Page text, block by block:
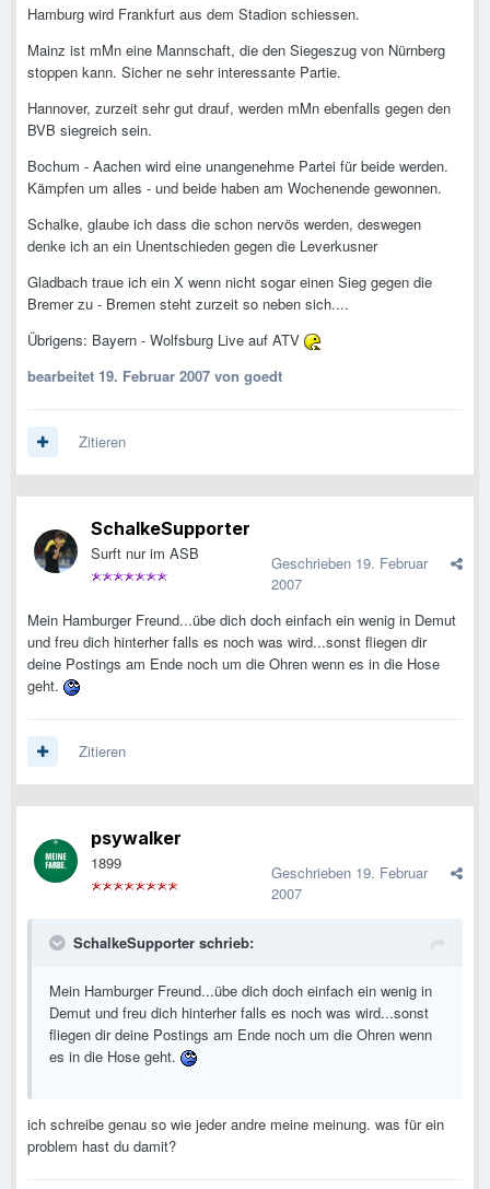
Hamburg wird Frankfurt aus dem Stadion schiessen.
Mainz ist mMn eine Mannschaft, die den Siegeszug von Nürnberg
stoppen kann. Sicher ne sehr interessante Partie.
Hannover, zurzeit sehr gut drauf, werden mMn ebenfalls gegen den
BVB siegreich sein.
Bochum - Aachen wird eine unangenehme Partei für beide werden.
Kämpfen um alles - und beide haben am Wochenende gewonnen.
Schalke, glaube ich dass die schon nervös werden, deswegen
denke ich an ein Unentschieden gegen die Leverkusner
Gladbach traue ich ein X wenn nicht sogar einen Sieg gegen die
Bremer zu - Bremen steht zurzeit so neben sich....
Übrigens: Bayern - Wolfsburg Live auf ATV
bearbeitet 19. Februar 2007 von goedt
Zitieren
SchalkeSupporter
Surft nur im ASB Geschrieben 19. Februar
2007
Mein Hamburger Freund...übe dich doch einfach ein wenig in Demut
und freu dich hinterher falls es noch was wird...sonst fliegen dir
deine Postings am Ende noch um die Ohren wenn es in die Hose
geht.
Zitieren
psywalker
1899 Geschrieben 19. Februar
2007
SchalkeSupporter schrieb:
Mein Hamburger Freund...übe dich doch einfach ein wenig in
Demut und freu dich hinterher falls es noch was wird...sonst
fliegen dir deine Postings am Ende noch um die Ohren wenn
es in die Hose geht.
ich schreibe genau so wie jeder andre meine meinung. was für ein
problem hast du damit?